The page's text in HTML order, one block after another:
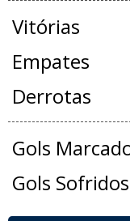
Vitórias
Empates
Derrotas
Gols
Gols Sofridos